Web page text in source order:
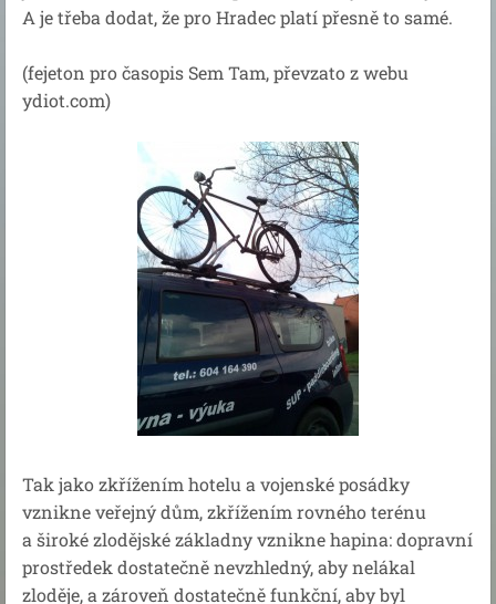
A je třeba dodat, že pro Hradec platí přesně to samé.
(fejeton pro časopis Sem Tam, převzato z webu
ydiot.com)
Tak jako zkřížením hotelu a vojenské posádky
vznikne veřejný dům, zkřížením rovného terénu
a široké zlodějské základny vznikne hapina: dopravní
prostředek dostatečně nevzhledný, aby nelákal
zloděje, a zároveň dostatečně funkční, aby byl